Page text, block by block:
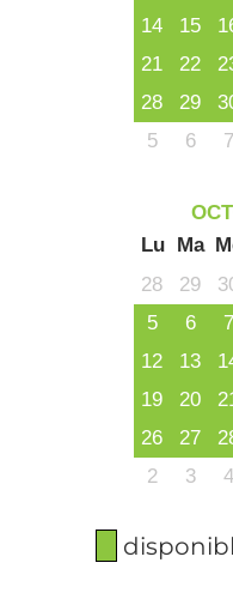
14
15
21
22
28
29
5
6 7
Lu
Ma
28
29
5
6 7
12
13
19
20
26
27
2
3 4